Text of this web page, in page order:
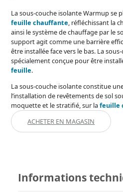
La sous-couche isolante Warmup se
feuille chauffante, réfléchissant la
ainsi le système de chauffage par le
support agit comme une barrière
être installée face vers le bas. La
spécialement conçue pour être
feuille.
La sous-couche isolante constitue
l’installation de revêtements de sol
moquette et le stratifié, sur lafeuille
ACHETER EN MAGASIN
Informations